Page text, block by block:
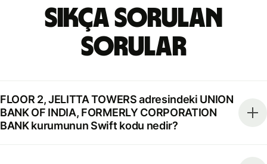
Sıkça Sorulan
Sorular
FLOOR 2, JELITTA TOWERS adresindeki UNION
BANK OF INDIA, FORMERLY CORPORATION
BANK kurumunun Swift kodu nedir?